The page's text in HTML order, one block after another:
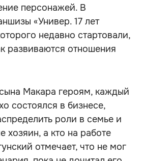
персонажей. В
«Универ. 17 лет
недавно стартовали,
развиваются отношения
Макара героям, каждый
состоялся в бизнесе,
роли в семье и
хозяин, а кто на работе
отмечает, что не мог